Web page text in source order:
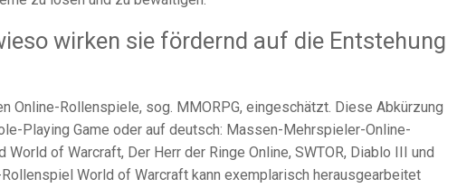
wirken sie fördernd auf die Entstehung
Online-Rollenspiele, sog. MMORPG, eingeschätzt. Diese Abkürzung
Playing Game oder auf deutsch: Massen-Mehrspieler-Online-
of Warcraft, Der Herr der Ringe Online, SWTOR, Diablo III und
World of Warcraft kann exemplarisch herausgearbeitet